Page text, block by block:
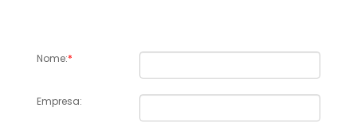
Nome:*
Empresa: